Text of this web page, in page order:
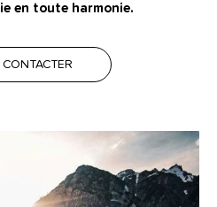
en toute harmonie.